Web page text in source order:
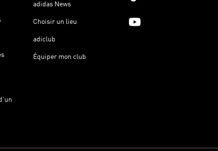
adidas News
Choisir un lieu
adiclub
Équiper mon club